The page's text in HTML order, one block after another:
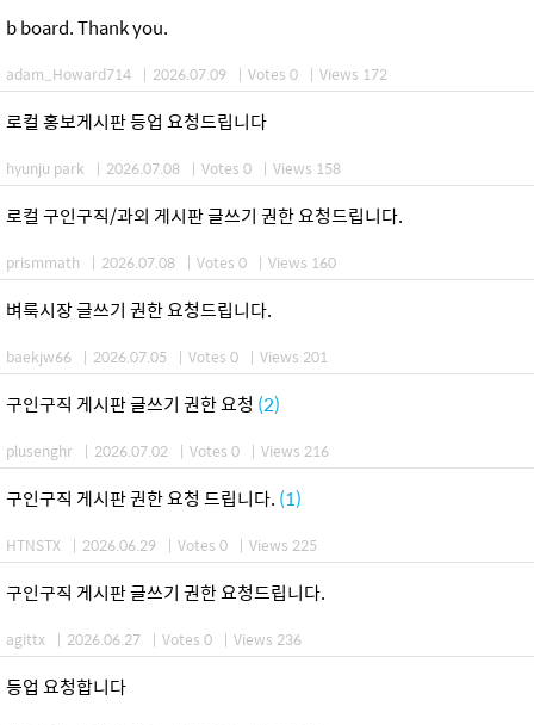
b board. Thank you.
adam_Howard714 | 2026.07.09 | Votes 0 | Views 172
로컬 홍보게시판 등업 요청드립니다
hyunju park | 2026.07.08 | Votes 0 | Views 158
로컬 구인구직/과외 게시판 글쓰기 권한 요청드립니다.
prismmath | 2026.07.08 | Votes 0 | Views 160
벼룩시장 글쓰기 권한 요청드립니다.
baekjw66 | 2026.07.05 | Votes 0 | Views 201
구인구직 게시판 글쓰기 권한 요청 (2)
plusenghr | 2026.07.02 | Votes 0 | Views 216
구인구직 게시판 권한 요청 드립니다. (1)
HTNSTX | 2026.06.29 | Votes 0 | Views 225
구인구직 게시판 글쓰기 권한 요청드립니다.
agittx | 2026.06.27 | Votes 0 | Views 236
등업 요청합니다